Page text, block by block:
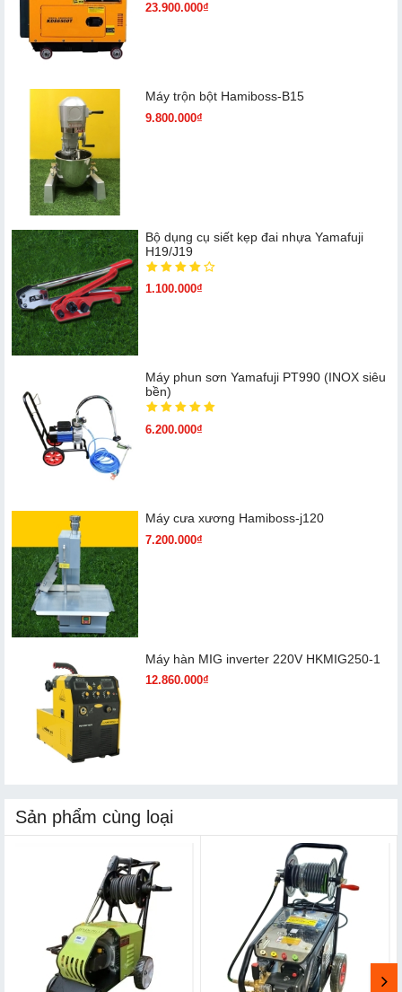
23.900.000₫
Máy trộn bột Hamiboss-B15
9.800.000₫
Bộ dụng cụ siết kẹp đai nhựa Yamafuji
H19/J19
1.100.000₫
Máy phun sơn Yamafuji PT990 (INOX siêu
bền)
6.200.000₫
Máy cưa xương Hamiboss-j120
7.200.000₫
Máy hàn MIG inverter 220V HKMIG250-1
12.860.000₫
Sản phẩm cùng loại